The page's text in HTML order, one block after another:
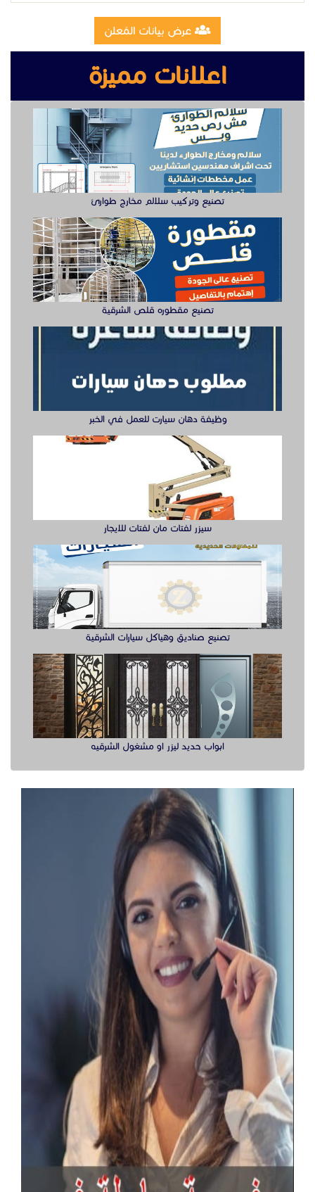
تصنيع وتركيب سلالم مخارج طوارئ
تصنيع مقطوره قلص الشرقية
وظيفة دهان سيارت للعمل في الخبر
تصنيع صناديق وهياكل سيارات الشرقية
ابواب حديد ليزر او مشغول الشرقيه